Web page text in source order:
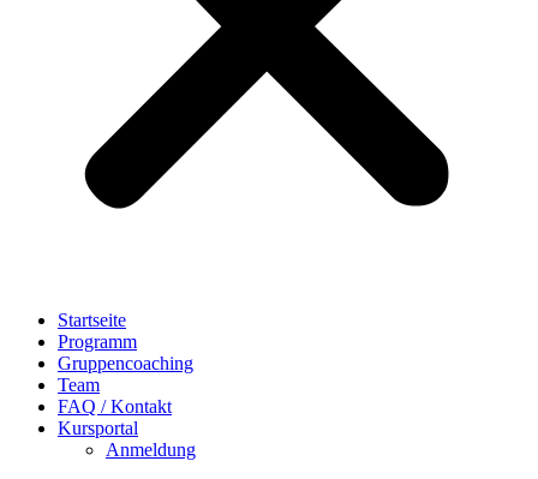
Startseite
Programm
Gruppencoaching
Team
FAQ / Kontakt
Kursportal
Anmeldung